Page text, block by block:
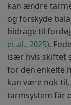
kan ændre
og forskyde
bidrage til
et al., 2025).
især hvis skiftet
for den enkelte
kan være nok
tarmsystem får